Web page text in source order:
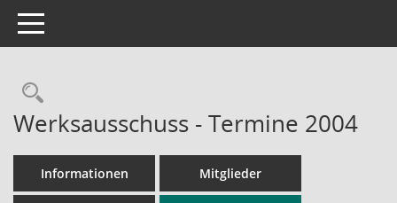
Toggle navigation
Rechercheauswahl
Werksausschuss - Termine 2004
Informationen Mitglieder